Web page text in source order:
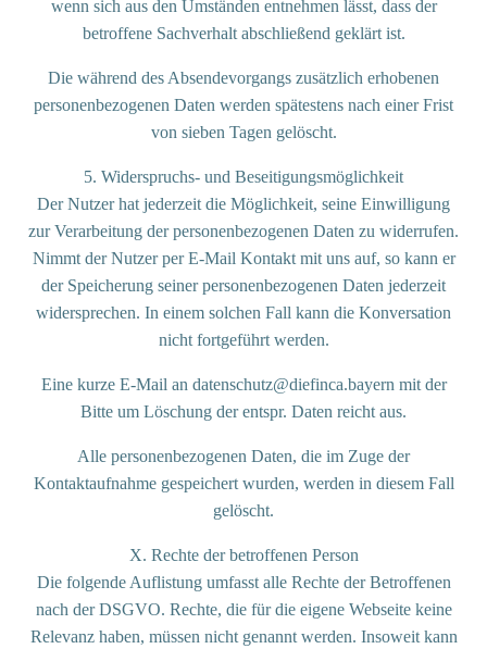
wenn sich aus den Umständen entnehmen lässt, dass der
betroffene Sachverhalt abschließend geklärt ist.
Die während des Absendevorgangs zusätzlich erhobenen
personenbezogenen Daten werden spätestens nach einer Frist
von sieben Tagen gelöscht.
5. Widerspruchs- und Beseitigungsmöglichkeit
Der Nutzer hat jederzeit die Möglichkeit, seine Einwilligung
zur Verarbeitung der personenbezogenen Daten zu widerrufen.
Nimmt der Nutzer per E-Mail Kontakt mit uns auf, so kann er
der Speicherung seiner personenbezogenen Daten jederzeit
widersprechen. In einem solchen Fall kann die Konversation
nicht fortgeführt werden.
Eine kurze E-Mail an datenschutz@diefinca.bayern mit der
Bitte um Löschung der entspr. Daten reicht aus.
Alle personenbezogenen Daten, die im Zuge der
Kontaktaufnahme gespeichert wurden, werden in diesem Fall
gelöscht.
X. Rechte der betroffenen Person
Die folgende Auflistung umfasst alle Rechte der Betroffenen
nach der DSGVO. Rechte, die für die eigene Webseite keine
Relevanz haben, müssen nicht genannt werden. Insoweit kann